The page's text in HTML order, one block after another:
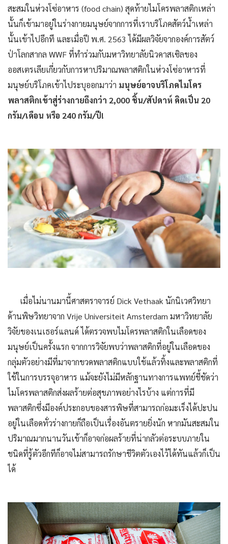
สะสมในห่วงโซ่อาหาร (food chain) สุดท้ายไมโครพลาสติกเหล่า
นั้นก็เข้ามาอยู่ในร่างกายมนุษย์จากการที่เราบริโภคสัตว์น้ำเหล่า
นั้นเข้าไปอีกที และเมื่อปี พ.ศ. 2563 ได้มีผลวิจัยจากองค์การสัตว์
ป่าโลกสากล WWF ที่ทำร่วมกับมหาวิทยาลัยนิวคาสเซิลของ
ออสเตรเลียเกี่ยวกับการหาปริมาณพลาสติกในห่วงโซ่อาหารที่
มนุษย์บริโภคเข้าไประบุออกมาว่า มนุษย์อาจบริโภคไมโคร
พลาสติกเข้าสู่ร่างกายถึงกว่า 2,000 ชิ้น/สัปดาห์ คิดเป็น 20
กรัม/เดือน หรือ 240 กรัม/ปี!
เมื่อไม่นานมานี้ศาสตราจารย์ Dick Vethaak นักนิเวศวิทยา
ด้านพิษวิทยาจาก Vrije Universiteit Amsterdam มหาวิทยาลัย
วิจัยของเนเธอร์แลนด์ ได้ตรวจพบไมโครพลาสติกในเลือดของ
มนุษย์เป็นครั้งแรก จากการวิจัยพบว่าพลาสติกที่อยู่ในเลือดของ
กลุ่มตัวอย่างมีที่มาจากขวดพลาสติกแบบใช้แล้วทิ้งและพลาสติกที่
ใช้ในการบรรจุอาหาร แม้จะยังไม่มีหลักฐานทางการแพทย์ชี้ชัดว่า
ไมโครพลาสติกส่งผลร้ายต่อสุขภาพอย่างไรบ้าง แต่การที่มี
พลาสติกซึ่งมีองค์ประกอบของสารพิษที่สามารถก่อมะเร็งได้ปะปน
อยู่ในเลือดทั่วร่างกายก็ถือเป็นเรื่องอันตรายยิ่งนัก หากมันสะสมใน
ปริมาณมากนานวันเข้าก็อาจก่อผลร้ายที่น่ากลัวต่อระบบภายใน
ชนิดที่รู้ตัวอีกทีก็อาจไม่สามารถรักษาชีวิตตัวเองไว้ได้ทันแล้วก็เป็น
ได้